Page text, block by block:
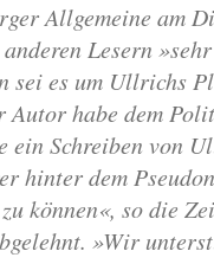
Allgemeine am
Lesern
es um Ullrichs
Autor habe dem
ein Schreiben von
hinter dem
können«, so die
»Wir